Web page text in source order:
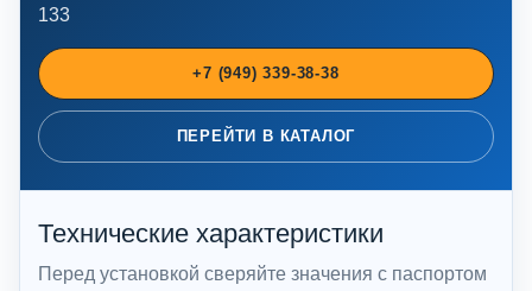
133
+7 (949) 339-38-38
ПЕРЕЙТИ В КАТАЛОГ
Технические характеристики
Перед установкой сверяйте значения с паспортом